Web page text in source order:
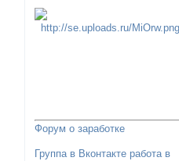
Форум о заработке
Группа в Вконтакте работа в